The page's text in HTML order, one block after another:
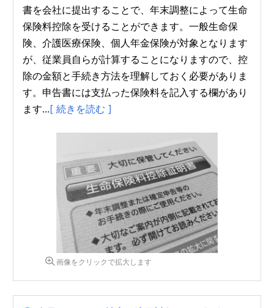
書を会社に提出することで、年末調整によって生命
保険料控除を受けることができます。一般生命保
険、介護医療保険、個人年金保険が対象となります
が、従業員自らが計算することになりますので、控
除の金額と手続き方法を理解しておく必要がありま
す。申告書には支払った保険料を記入する欄があり
ます...[ 続きを読む ]
画像をクリックで拡大します